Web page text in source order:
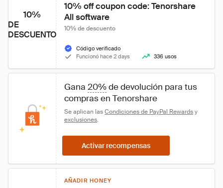
10%
DE
DESCUENTO
10% off coupon code: Tenorshare
All software
10% de descuento
Código verificado
Funcionó hace 2 days
336 usos
Gana 20% de devolución para tus
compras en Tenorshare
Se aplican las Condiciones de PayPal Rewards y
exclusiones.
Activar recompensas
AÑADIR HONEY